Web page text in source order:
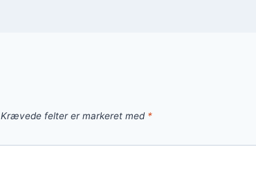
Krævede felter er markeret med *